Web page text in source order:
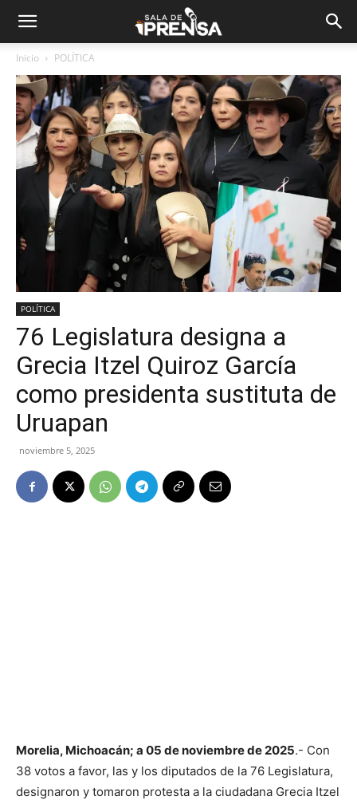
Inicio POLÍTICA
POLÍTICA
76 Legislatura designa a
Grecia Itzel Quiroz García
como presidenta sustituta de
Uruapan
noviembre 5, 2025
Morelia, Michoacán; a 05 de noviembre de 2025.- Con
38 votos a favor, las y los diputados de la 76 Legislatura,
designaron y tomaron protesta a la ciudadana Grecia Itzel